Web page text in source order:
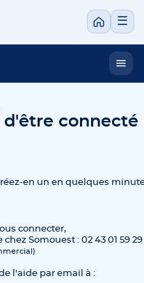
☰
d'être connecté
en un en quelques
connecter,
Somouest : 02 43 01 59 29
l'aide par email à :